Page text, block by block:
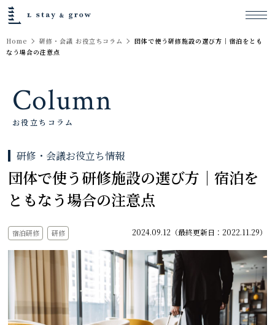
Home 研修・会議 お役立ちコラム
団体で使う研修施設の選び方｜宿泊をとも
なう場合の注意点
Column
お役立ちコラム
研修・会議お役立ち情報
団体で使う研修施設の選び方｜宿泊を
ともなう場合の注意点
宿泊研修 研修 2024.09.12（最終更新日：2022.11.29）